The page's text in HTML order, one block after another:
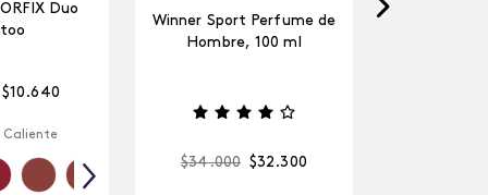
Duo
$10 .640
Caliente
Winner Sport Perfume de
Hombre, 100 ml
$34.000 $32 .300